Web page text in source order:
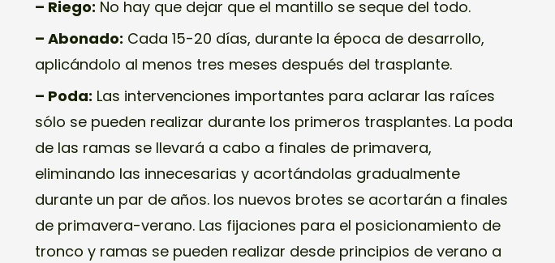
– Riego: No hay que dejar que el mantillo se seque del todo.
– Abonado: Cada 15-20 días, durante la época de desarrollo,
aplicándolo al menos tres meses después del trasplante.
– Poda: Las intervenciones importantes para aclarar las raíces
sólo se pueden realizar durante los primeros trasplantes. La poda
de las ramas se llevará a cabo a finales de primavera,
eliminando las innecesarias y acortándolas gradualmente
durante un par de años. los nuevos brotes se acortarán a finales
de primavera-verano. Las fijaciones para el posicionamiento de
tronco y ramas se pueden realizar desde principios de verano a